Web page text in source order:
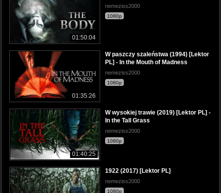
01:50:04
nemeziss2000
1080p
01:35:26
W paszczy szaleństwa (1994) [Lektor
PL] - In the Mouth of Madness
nemeziss2000
1080p
01:40:25
W wysokiej trawie (2019) [Lektor PL] -
In the Tall Grass
nemeziss2000
1080p
1922 (2017) [Lektor PL]
nemeziss2000
1080p